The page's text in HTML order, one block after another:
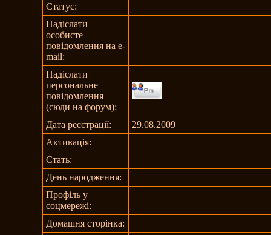
Статус:
Надіслати
особисте
повідомлення на e-
mail:
Надіслати
персональне
повідомлення
(сюди на форум):
Дата реєстрації:
29.08.2009
Активація:
Стать:
День народження:
Профіль у
соцмережі:
Домашня сторінка: